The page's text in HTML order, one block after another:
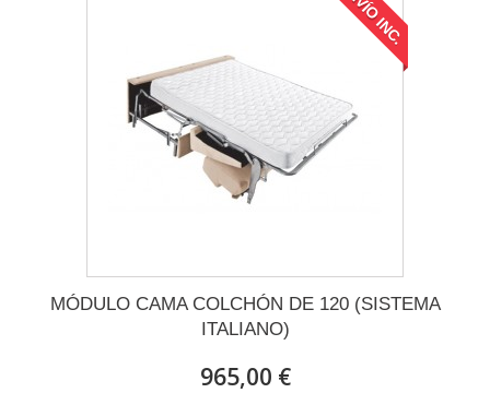
MÓDULO CAMA COLCHÓN DE 120 (SISTEMA
ITALIANO)
965,00 €